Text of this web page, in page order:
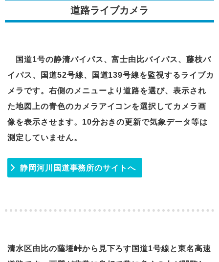
道路ライブカメラ
国道1号の静清バイパス、富士由比バイパス、藤枝バ
イパス、国道52号線、国道139号線を監視するライブカ
メラです。右側のメニューより道路を選び、表示され
た地図上の青色のカメラアイコンを選択してカメラ画
像を表示させます。10分おきの更新で気象データ等は
測定していません。
静岡河川国道事務所のサイトへ
清水区由比の薩埵峠から見下ろす国道1号線と東名高速